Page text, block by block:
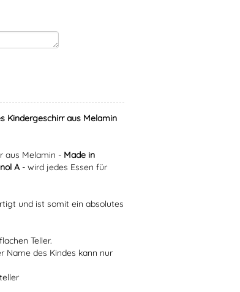
Kindergeschirr aus Melamin
aus Melamin - Made in
A- wird jedes Essen für
und ist somit ein absolutes
Teller.
Name des Kindes kann nur